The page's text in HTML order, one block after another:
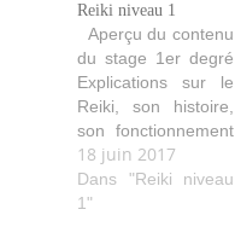
explications ainsi
que les idéaux
Reiki. Les diverses
techniques de soin
avec les positions
des mains pour soi
et les autres.
Echanges de
traitements…
Reiki niveau 1
Aperçu du contenu
du stage 1er degré
Explications sur le
Reiki, son histoire,
son fonctionnement
(comment il agit,
purifie, aide…). Les
quatre initiations
18 juin 2017
Dans "Reiki niveau
1"